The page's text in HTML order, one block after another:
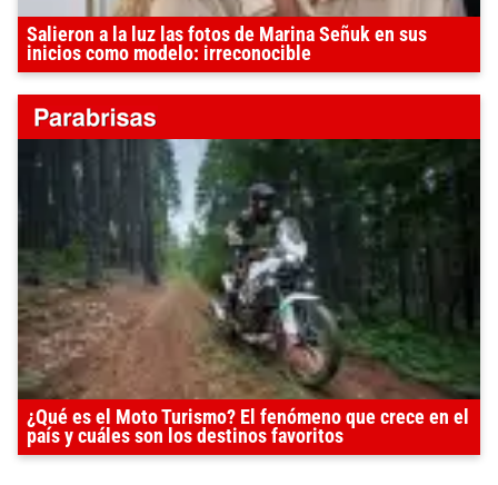
Salieron a la luz las fotos de Marina Señuk en sus
inicios como modelo: irreconocible
¿Qué es el Moto Turismo? El fenómeno que crece en el
país y cuáles son los destinos favoritos